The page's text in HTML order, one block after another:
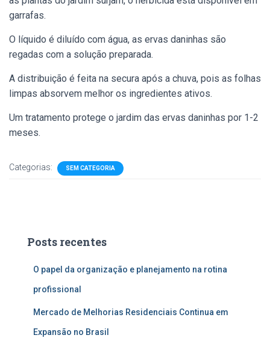
garrafas.
O líquido é diluído com água, as ervas daninhas são
regadas com a solução preparada.
A distribuição é feita na secura após a chuva, pois as folhas
limpas absorvem melhor os ingredientes ativos.
Um tratamento protege o jardim das ervas daninhas por 1-2
meses.
Categorias: SEM CATEGORIA
Posts recentes
O papel da organização e planejamento na rotina
profissional
Mercado de Melhorias Residenciais Continua em
Expansão no Brasil